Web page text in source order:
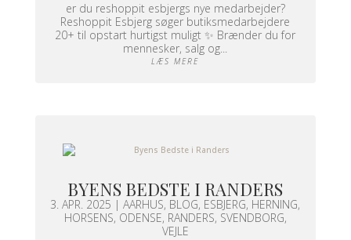
er du reshoppit esbjergs nye medarbejder?
Reshoppit Esbjerg søger butiksmedarbejdere
20+ til opstart hurtigst muligt ✨ Brænder du for
mennesker, salg og...
LÆS MERE
BYENS BEDSTE I RANDERS
3. APR. 2025 |AARHUS, BLOG, ESBJERG, HERNING,
HORSENS, ODENSE, RANDERS, SVENDBORG,
VEJLE